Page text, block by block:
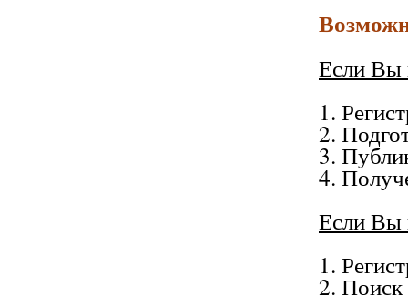
Если Вы
1.
2.
3.
4.
Если Вы
1.
2.